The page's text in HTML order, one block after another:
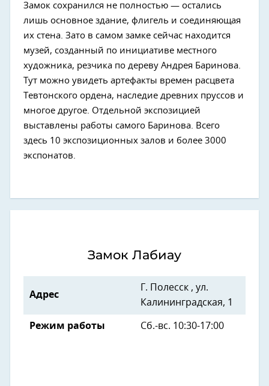
Замок сохранился не полностью — остались
лишь основное здание, флигель и соединяющая
их стена. Зато в самом замке сейчас находится
музей, созданный по инициативе местного
художника, резчика по дереву Андрея Баринова.
Тут можно увидеть артефакты времен расцвета
Тевтонского ордена, наследие древних пруссов и
многое другое. Отдельной экспозицией
выставлены работы самого Баринова. Всего
здесь 10 экспозиционных залов и более 3000
экспонатов.
Замок Лабиау
Адрес
Г. Полесск , ул.
Калининградская, 1
Режим работы Сб.-вс. 10:30-17:00